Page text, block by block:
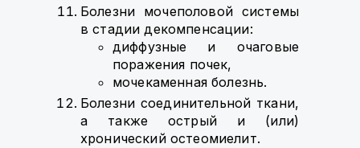
Болезни мочеполовой системы
в стадии декомпенсации:
диффузные и очаговые
поражения почек,
мочекаменная болезнь.
Болезни соединительной ткани,
а также острый и (или)
хронический остеомиелит.